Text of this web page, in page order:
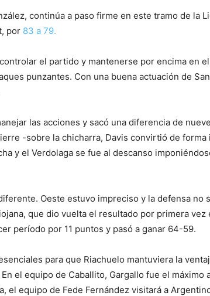
continúa a paso firme en este tramo de la
por 83 a 79.
el partido y mantenerse por encima en el
punzantes. Con una buena actuación de
las acciones y sacó una diferencia de
-sobre la chicharra, Davis convirtió de forma
y el Verdolaga se fue al descanso
Oeste estuvo impreciso y la defensa no
que dio vuelta el resultado por primera vez
período por 11 puntos y pasó a ganar 64-59.
para que Riachuelo mantuviera la
el equipo de Caballito, Gargallo fue el máximo
el equipo de Fede Fernández visitará a